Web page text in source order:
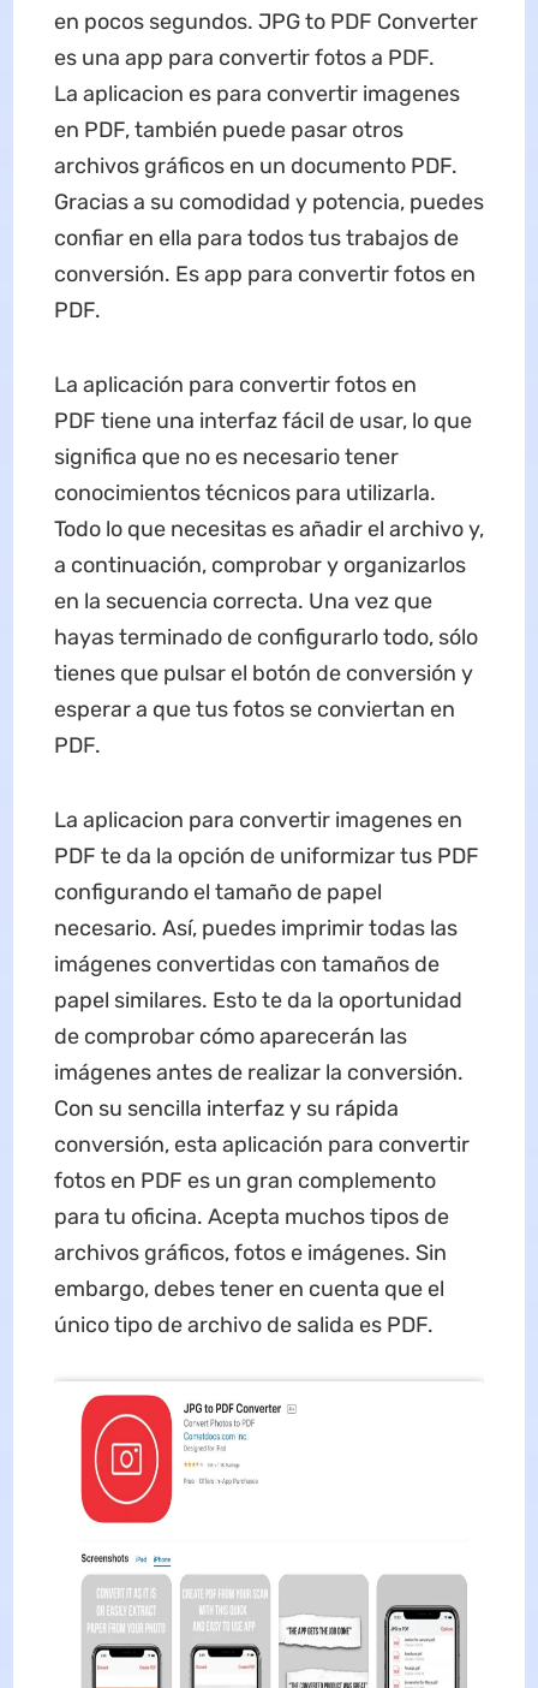
en pocos segundos. JPG to PDF Converter
es una app para convertir fotos a PDF.
La aplicacion es para convertir imagenes
en PDF, también puede pasar otros
archivos gráficos en un documento PDF.
Gracias a su comodidad y potencia, puedes
confiar en ella para todos tus trabajos de
conversión. Es app para convertir fotos en
PDF.
La aplicación para convertir fotos en
PDF tiene una interfaz fácil de usar, lo que
significa que no es necesario tener
conocimientos técnicos para utilizarla.
Todo lo que necesitas es añadir el archivo y,
a continuación, comprobar y organizarlos
en la secuencia correcta. Una vez que
hayas terminado de configurarlo todo, sólo
tienes que pulsar el botón de conversión y
esperar a que tus fotos se conviertan en
PDF.
La aplicacion para convertir imagenes en
PDF te da la opción de uniformizar tus PDF
configurando el tamaño de papel
necesario. Así, puedes imprimir todas las
imágenes convertidas con tamaños de
papel similares. Esto te da la oportunidad
de comprobar cómo aparecerán las
imágenes antes de realizar la conversión.
Con su sencilla interfaz y su rápida
conversión, esta aplicación para convertir
fotos en PDF es un gran complemento
para tu oficina. Acepta muchos tipos de
archivos gráficos, fotos e imágenes. Sin
embargo, debes tener en cuenta que el
único tipo de archivo de salida es PDF.